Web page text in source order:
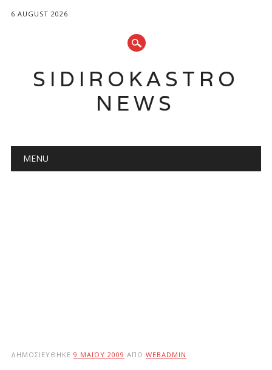
6 AUGUST 2026
SIDIROKASTRO
NEWS
Main menu
MENU
ΔΗΜΟΣΙΕΎΘΗΚΕ 9 ΜΑΪ́ΟΥ 2009 ΑΠΌ WEBADMIN